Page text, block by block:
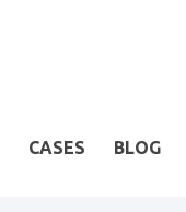
CASES BLOG